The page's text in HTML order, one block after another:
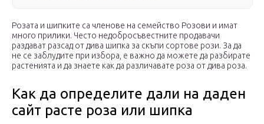
Розата и шипките са членове на семейство Розови и имат
много прилики. Често недобросъвестните продавачи
раздават разсад от дива шипка за скъпи сортове рози. За да
не се заблудите при избора, е важно да можете да разбирате
растенията и да знаете как да различавате роза от дива роза.
Как да определите дали на даден
сайт расте роза или шипка